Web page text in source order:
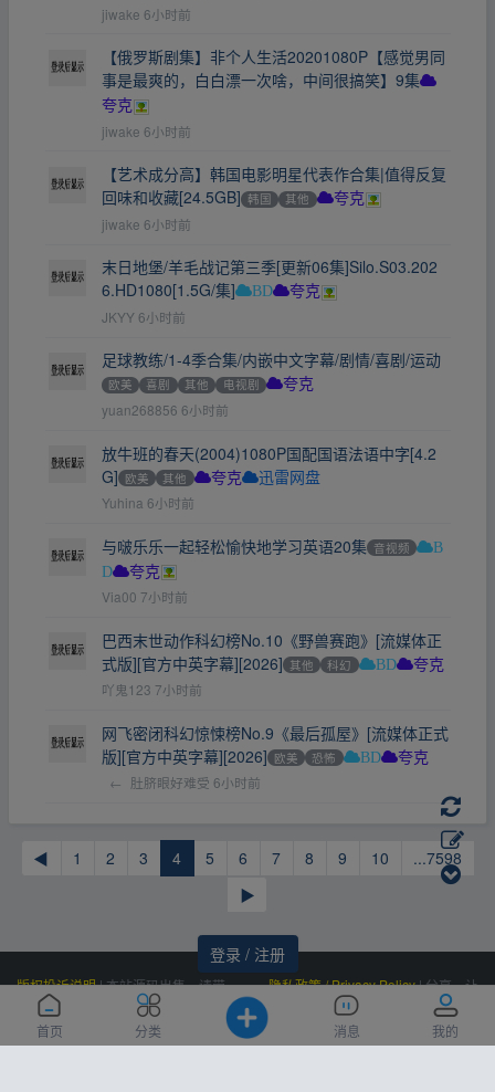
首页 分类 消息 我的
登录 / 注册
jiwake 6小时前
【俄罗斯剧集】非个人生活20201080P【感觉男同
事是最爽的，白白漂一次啥，中间很搞笑】9集
夸克
jiwake 6小时前
【艺术成分高】韩国电影明星代表作合集|值得反复
回味和收藏[24.5GB] 韩国 其他 夸克
jiwake 6小时前
末日地堡/羊毛战记第三季[更新06集]Silo.S03.202
6.HD1080[1.5G/集]
BD 夸克
JKYY 6小时前
足球教练/1-4季合集/内嵌中文字幕/剧情/喜剧/运动
欧美 喜剧 其他 电视剧 夸克
yuan268856 6小时前
放牛班的春天(2004)1080P国配国语法语中字[4.2
G] 欧美 其他 夸克 迅雷网盘
Yuhina 6小时前
与啵乐乐一起轻松愉快地学习英语20集 音视频
B
D
夸克
Via00 7小时前
巴西末世动作科幻榜No.10《野兽赛跑》[流媒体正
式版][官方中英字幕][2026] 其他 科幻 BD 夸克
吖鬼123 7小时前
网飞密闭科幻惊悚榜No.9《最后孤屋》[流媒体正式
版][官方中英字幕][2026] 欧美 恐怖 BD 夸克
← 肚脐眼好难受 6小时前
◀ 1 2 3 4 5 6 7 8 9 10
...7598
▶
版权投诉说明|本站源码出售，请带
价邮箱联系，非诚勿扰！
隐私政策 / Privacy Policy|分享，让
资源更有价值！
Powered by
云盘资源网|
(Contact Us)：
|Processed: 0.405, SQL:
10|感谢恒创科技赞助